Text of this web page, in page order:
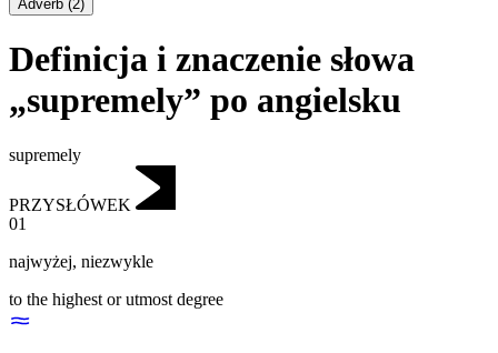
Adverb (2)
Definicja i znaczenie słowa
„supremely” po angielsku
supremely
PRZYSŁÓWEK
01
najwyżej, niezwykle
to the highest or utmost degree